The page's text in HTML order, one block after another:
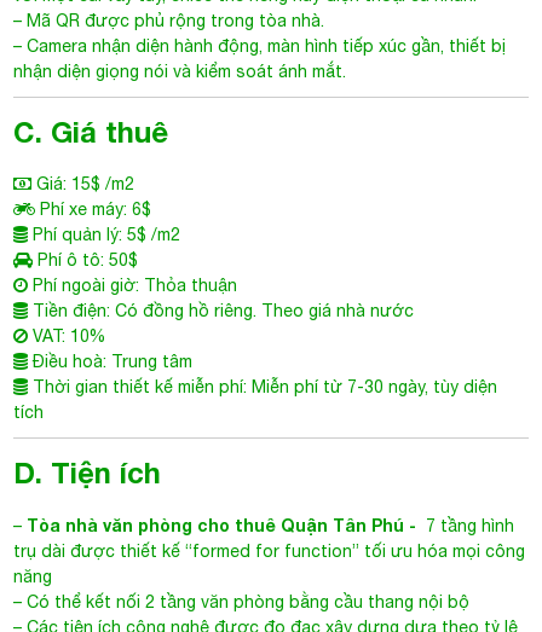
– Camera nhận diện hành động, màn hình tiếp xúc gần, thiết bị
nhận diện giọng nói và kiểm soát ánh mắt.
C. Giá thuê
Phí xe máy: 6$
Phí quản lý: 5$ /m2
Phí ô tô: 50$
Phí ngoài giờ: Thỏa thuận
Tiền điện: Có đồng hồ riêng. Theo giá nhà nước
VAT: 10%
Điều hoà: Trung tâm
Thời gian thiết kế miễn phí: Miễn phí từ 7-30 ngày, tùy diện
tích
D. Tiện ích
Tòa nhà văn phòng cho thuê Quận Tân Phú
trụ dài được thiết kế “formed for function” tối ưu hóa mọi công
năng
– Có thể kết nối 2 tầng văn phòng bằng cầu thang nội bộ
– Các tiện ích công nghệ được đo đạc xây dựng dựa theo tỷ lệ
cơ thể người